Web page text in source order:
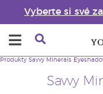
Vyberte si své
Savvy
Produkty Savvy Minerals